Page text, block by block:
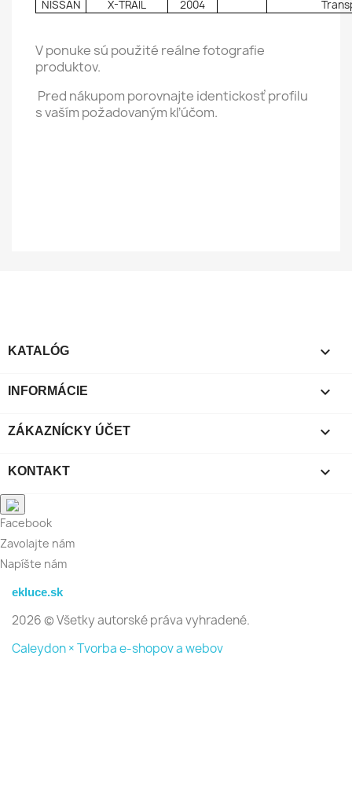
NISSAN X-TRAIL 2004
V ponuke sú použité reálne fotografie
produktov.
Pred nákupom porovnajte identickosť profilu
s vaším požadovaným kľúčom.
KATALÓG 
INFORMÁCIE 
ZÁKAZNÍCKY ÚČET 
KONTAKT 
Facebook
Zavolajte nám
Napíšte nám
ekluce.sk
2026 © Všetky autorské práva vyhradené.
Caleydon × Tvorba e-shopov a webov